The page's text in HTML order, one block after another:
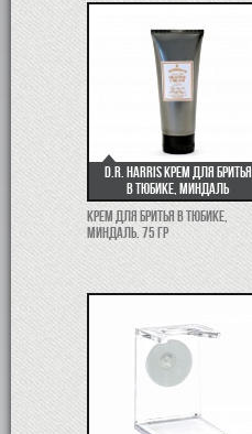
D.R. Harris крем для бритья
в тюбике, миндаль
Крем для бритья в тюбике,
миндаль. 75 гр